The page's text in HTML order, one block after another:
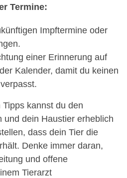
Termine:
Impftermine oder
einer Erinnerung auf
Kalender, damit du keinen
kannst du den
und dein Haustier erheblich
dass dein Tier die
Denke immer daran,
und offene
Tierarzt